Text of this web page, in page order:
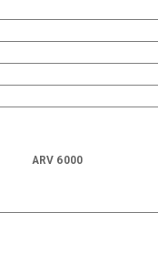
ARV 6000